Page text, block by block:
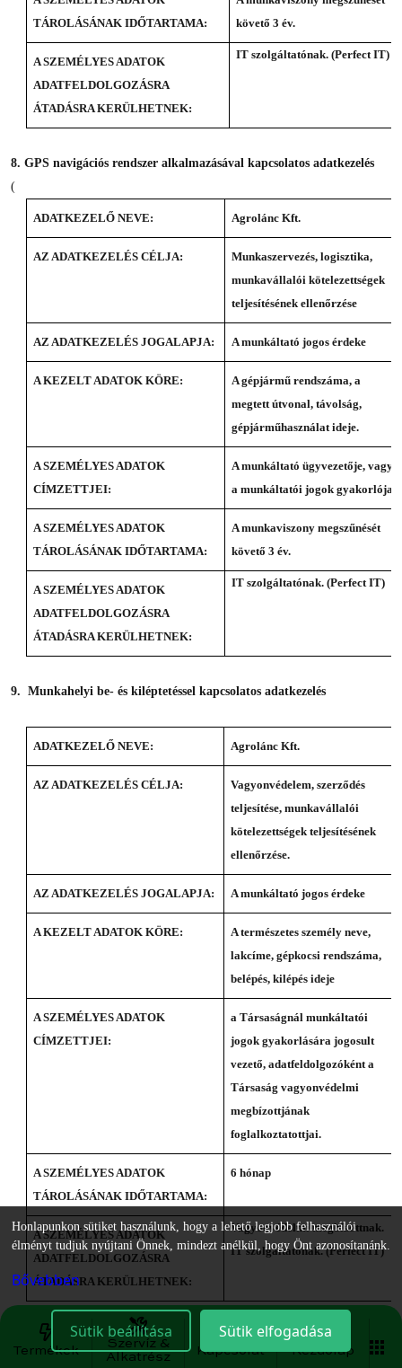
Kezdőlap
Termékek
Szervíz &
Alkatrész
Kapcsolat
TÁROLÁSÁNAK IDŐTARTAMA:
követő 3 év.
A SZEMÉLYES ADATOK
ADATFELDOLGOZÁSRA
ÁTADÁSRA KERÜLHETNEK:
IT szolgáltatónak. (Perfect IT)
8. GPS navigációs rendszer alkalmazásával kapcsolatos adatkezelés
(
ADATKEZELŐ NEVE: Agrolánc Kft.
AZ ADATKEZELÉS CÉLJA:
Munkaszervezés, logisztika,
munkavállalói kötelezettségek
teljesítésének ellenőrzése
AZ ADATKEZELÉS JOGALAPJA: A munkáltató jogos érdeke
A KEZELT ADATOK KÖRE:
A gépjármű rendszáma, a
megtett útvonal, távolság,
gépjárműhasználat ideje.
A SZEMÉLYES ADATOK
CÍMZETTJEI:
A munkáltató ügyvezetője, vagy
a munkáltatói jogok gyakorlója.
A SZEMÉLYES ADATOK
TÁROLÁSÁNAK IDŐTARTAMA:
A munkaviszony megszűnését
követő 3 év.
A SZEMÉLYES ADATOK
ADATFELDOLGOZÁSRA
ÁTADÁSRA KERÜLHETNEK:
IT szolgáltatónak. (Perfect IT)
9. Munkahelyi be- és kiléptetéssel kapcsolatos adatkezelés
ADATKEZELŐ NEVE: Agrolánc Kft.
AZ ADATKEZELÉS CÉLJA:
Vagyonvédelem, szerződés
teljesítése, munkavállalói
kötelezettségek teljesítésének
ellenőrzése.
AZ ADATKEZELÉS JOGALAPJA: A munkáltató jogos érdeke
A KEZELT ADATOK KÖRE:
A természetes személy neve,
lakcíme, gépkocsi rendszáma,
belépés, kilépés ideje
A SZEMÉLYES ADATOK
CÍMZETTJEI:
a Társaságnál munkáltatói
jogok gyakorlására jogosult
vezető, adatfeldolgozóként a
Társaság vagyonvédelmi
megbízottjának
foglalkoztatottjai.
A SZEMÉLYES ADATOK
TÁROLÁSÁNAK IDŐTARTAMA:
6 hónap
A SZEMÉLYES ADATOK
ADATFELDOLGOZÁSRA
ÁTADÁSRA KERÜLHETNEK:
Vagyonvédelmi megbízottnak.
IT szolgáltatónak. (Perfect IT)
Munkahelyi kamerás megfigyeléssel kapcsolatos adatkezelés
Honlapunkon sütiket használunk, hogy a lehető legjobb felhasználói
élményt tudjuk nyújtani Önnek, mindezt anélkül, hogy Önt azonosítanánk.
Bővebben
Sütik beállítása Sütik elfogadása